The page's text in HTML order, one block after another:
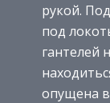
рукой.
под
гантелей
опущена